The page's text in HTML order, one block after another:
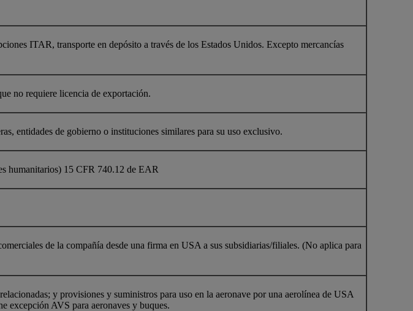
ITAR, transporte en depósito a través de los Estados Unidos. Excepto mercancías
no requiere licencia de exportación.
entidades de gobierno o instituciones similares para su uso exclusivo.
humanitarios) 15 CFR 740.12 de EAR
de la compañía desde una firma en USA a sus subsidiarias/filiales. (No aplica para
y provisiones y suministros para uso en la aeronave por una aerolínea de USA
excepción AVS para aeronaves y buques.